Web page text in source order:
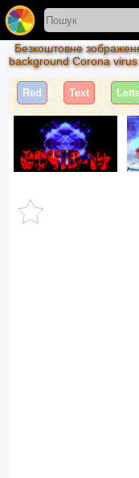
Безкоштовне
background Corona
Red Text